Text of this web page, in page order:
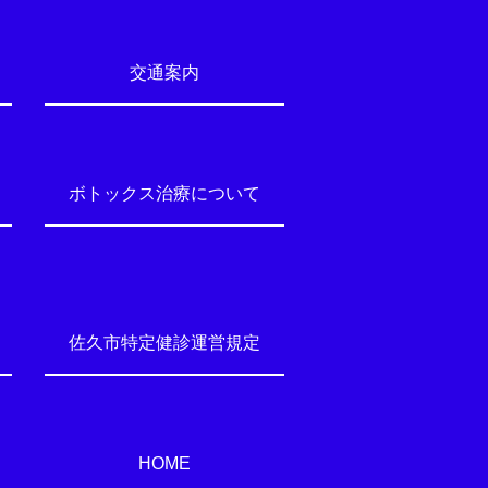
交通案内
ボトックス治療について
佐久市特定健診運営規定
HOME